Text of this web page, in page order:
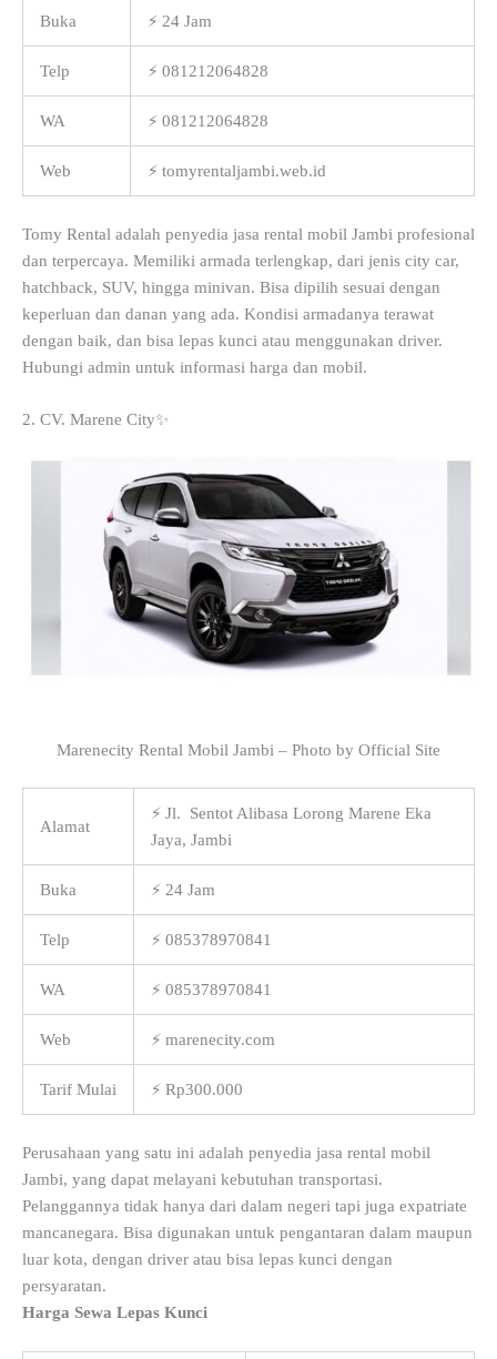
Buka ⚡ 24 Jam
Telp ⚡ 081212064828
WA ⚡ 081212064828
Web ⚡ tomyrentaljambi.web.id
Tomy Rental adalah penyedia jasa rental mobil Jambi profesional
dan terpercaya. Memiliki armada terlengkap, dari jenis city car,
hatchback, SUV, hingga minivan. Bisa dipilih sesuai dengan
keperluan dan danan yang ada. Kondisi armadanya terawat
dengan baik, dan bisa lepas kunci atau menggunakan driver.
Hubungi admin untuk informasi harga dan mobil.
2. CV. Marene City✨
Marenecity Rental Mobil Jambi – Photo by Official Site
Alamat
⚡ Jl. Sentot Alibasa Lorong Marene Eka
Jaya, Jambi
Buka ⚡ 24 Jam
Telp ⚡ 085378970841
WA ⚡ 085378970841
Web ⚡ marenecity.com
Tarif Mulai ⚡ Rp300.000
Perusahaan yang satu ini adalah penyedia jasa rental mobil
Jambi, yang dapat melayani kebutuhan transportasi.
Pelanggannya tidak hanya dari dalam negeri tapi juga expatriate
mancanegara. Bisa digunakan untuk pengantaran dalam maupun
luar kota, dengan driver atau bisa lepas kunci dengan
persyaratan.
Harga Sewa Lepas Kunci